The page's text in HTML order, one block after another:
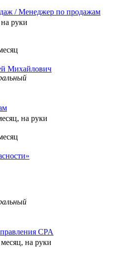
/ Менеджер по продажам
на руки
Михайлович
на руки
CPA
месяц, на руки